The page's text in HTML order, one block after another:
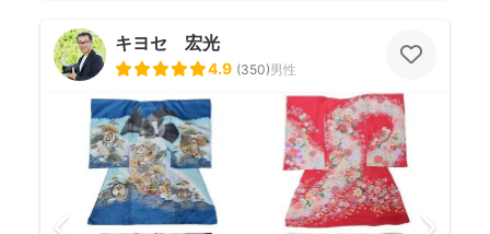
キヨセ 宏光
4.9 (350)男性